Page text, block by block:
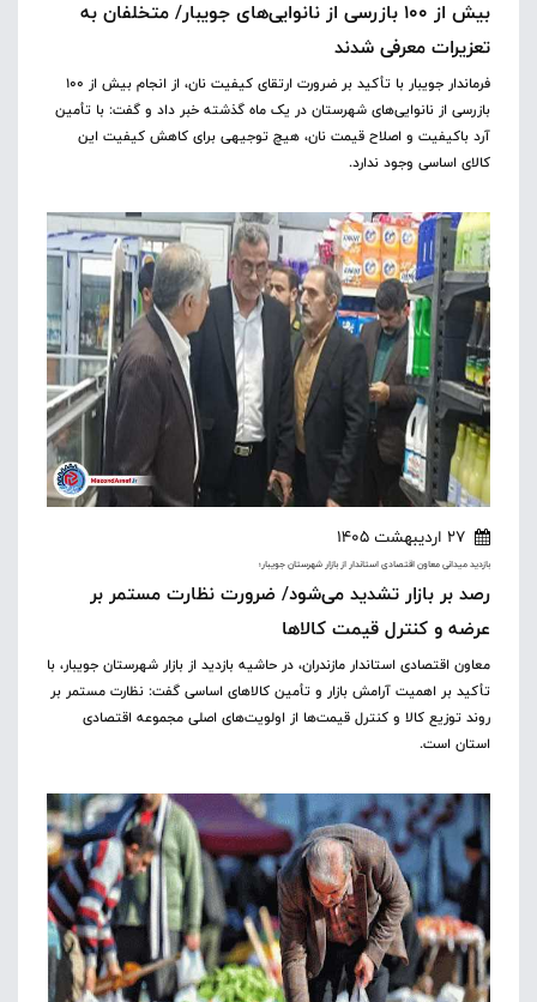
بیش از ۱۰۰ بازرسی از نانوایی‌های جویبار/ متخلفان به
تعزیرات معرفی شدند
فرماندار جویبار با تأکید بر ضرورت ارتقای کیفیت نان، از انجام بیش از ۱۰۰
بازرسی از نانوایی‌های شهرستان در یک ماه گذشته خبر داد و گفت: با تأمین
آرد باکیفیت و اصلاح قیمت نان، هیچ توجیهی برای کاهش کیفیت این
کالای اساسی وجود ندارد.
27 اردیبهشت 1405
بازدید میدانی معاون اقتصادی استاندار از بازار شهرستان جویبار؛
رصد بر بازار تشدید می‌شود/ ضرورت نظارت‌ مستمر بر
عرضه و کنترل قیمت‌ کالاها
معاون اقتصادی استاندار مازندران، در حاشیه بازدید از بازار شهرستان جویبار، با
تأکید بر اهمیت آرامش بازار و تأمین کالاهای اساسی گفت: نظارت مستمر بر
روند توزیع کالا و کنترل قیمت‌ها از اولویت‌های اصلی مجموعه اقتصادی
استان است.